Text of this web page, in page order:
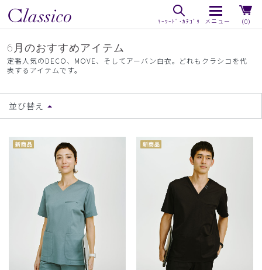
（0）
6月のおすすめアイテム
定番人気のDECO、MOVE、そしてアーバン白衣。どれもクラシコを代
表するアイテムです。
並び替え